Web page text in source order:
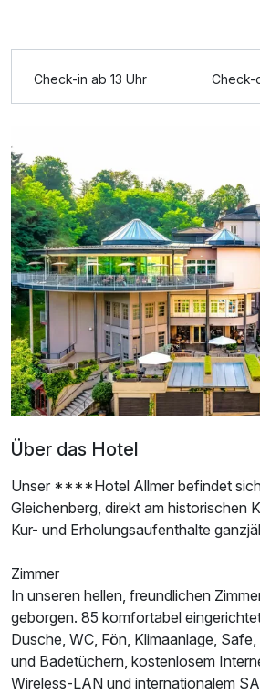
Ausstattung
Zusatznächte
Für 5 Tage
Doppelzimmer zur Einzelnutzung
Check-in ab 13 Uhr Check-
Über das Hotel
Unser ****Hotel Allmer befindet
Gleichenberg, direkt am historischen
Kur- und Erholungsaufenthalte
Zimmer
In unseren hellen, freundlichen
geborgen. 85 komfortabel
Dusche, WC, Fön, Klimaanlage,
und Badetüchern, kostenlosem
Wireless-LAN und internationalem